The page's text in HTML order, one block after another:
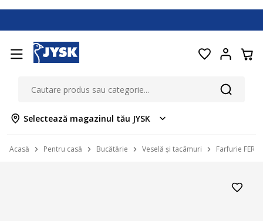
Selectează magazinul tău JYSK
Acasă Pentru casă Bucătărie Veselă și tacâmuri Farfurie